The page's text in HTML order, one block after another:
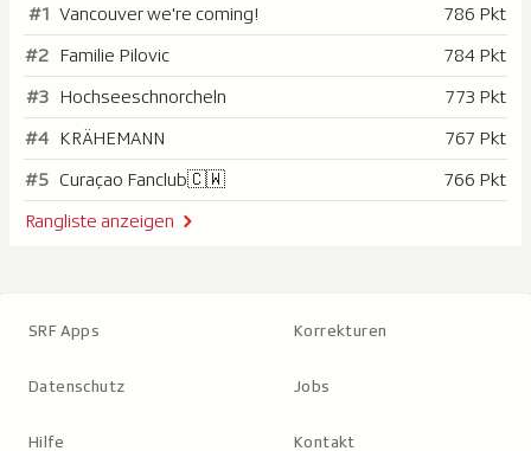
#1 Vancouver we're coming!
786 Pkt
#2 Familie Pilovic
784 Pkt
#3 Hochseeschnorcheln
773 Pkt
#4 KRÄHEMANN
767 Pkt
#5 Curaçao Fanclub🇨🇼
766 Pkt
Rangliste anzeigen
SRF Apps Korrekturen
Datenschutz Jobs
Hilfe Kontakt